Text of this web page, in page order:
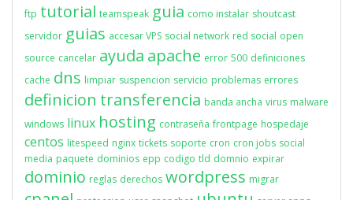
ftp tutorial teamspeak guia como instalar shoutcast
servidor guias accesar VPS social network red social open
source cancelar ayuda apache error 500 definiciones
cache dns limpiar suspencion servicio problemas errores
definicion transferencia banda ancha virus malware
windows linux hosting contraseña frontpage hospedaje
centos litespeed nginx tickets soporte cron cron jobs social
media paquete dominios epp codigo tld domnio expirar
dominio reglas derechos wordpress migrar